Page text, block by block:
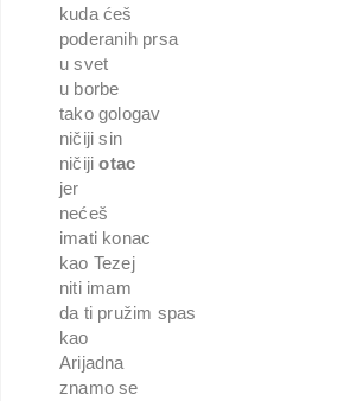
kuda ćeš
poderanih prsa
u svet
u borbe
tako gologav
ničiji sin
ničijiotac
jer
nećeš
imati konac
kao Tezej
niti imam
da ti pružim spas
kao
Arijadna
znamo se